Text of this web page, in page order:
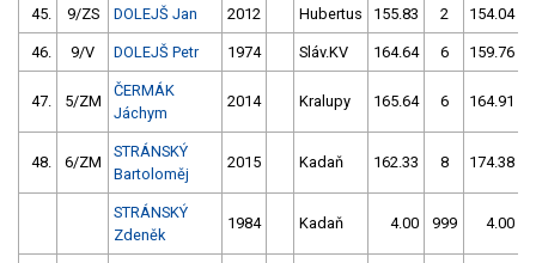
45. 9/ZS DOLEJŠ Jan 2012 Hubertus 155.83 2 154.04
46. 9/V DOLEJŠ Petr 1974 Sláv.KV 164.64 6 159.76
47. 5/ZM
ČERMÁK
Jáchym
2014 Kralupy 165.64 6 164.91
48. 6/ZM
STRÁNSKÝ
Bartoloměj
2015 Kadaň 162.33 8 174.38
STRÁNSKÝ
Zdeněk
1984 Kadaň 4.00 999 4.00